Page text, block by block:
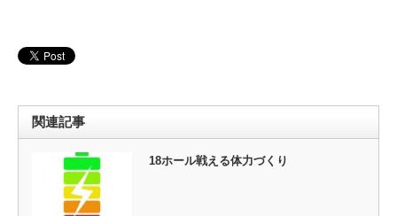
関連記事
18ホール戦える体力づくり